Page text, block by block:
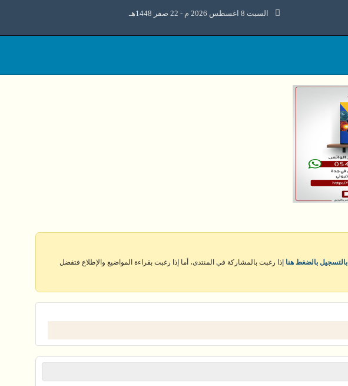
السبت 8 اغسطس 2026 م - 22 صفر 1448هـ
بالتسجيل بالضغط هنا إذا رغبت بالمشاركة في المنتدى، أما إذا رغبت بقراءة المواضيع والإطلاع فتفضل